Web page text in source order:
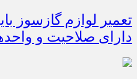
تعمیر لوازم گازسوز
دارای صلاحیت و